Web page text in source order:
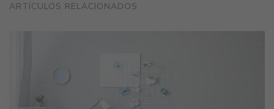
ARTÍCULOS RELACIONADOS